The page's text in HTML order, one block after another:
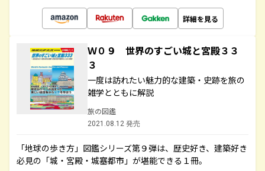
詳細を見る
Ｗ０９ 世界のすごい城と宮殿３３
３
一度は訪れたい魅力的な建築・史跡を旅の
雑学とともに解説
旅の図鑑
2021.08.12 発売
「地球の歩き方」図鑑シリーズ第９弾は、歴史好き、建築好き
必見の「城・宮殿・城塞都市」が堪能できる１冊。